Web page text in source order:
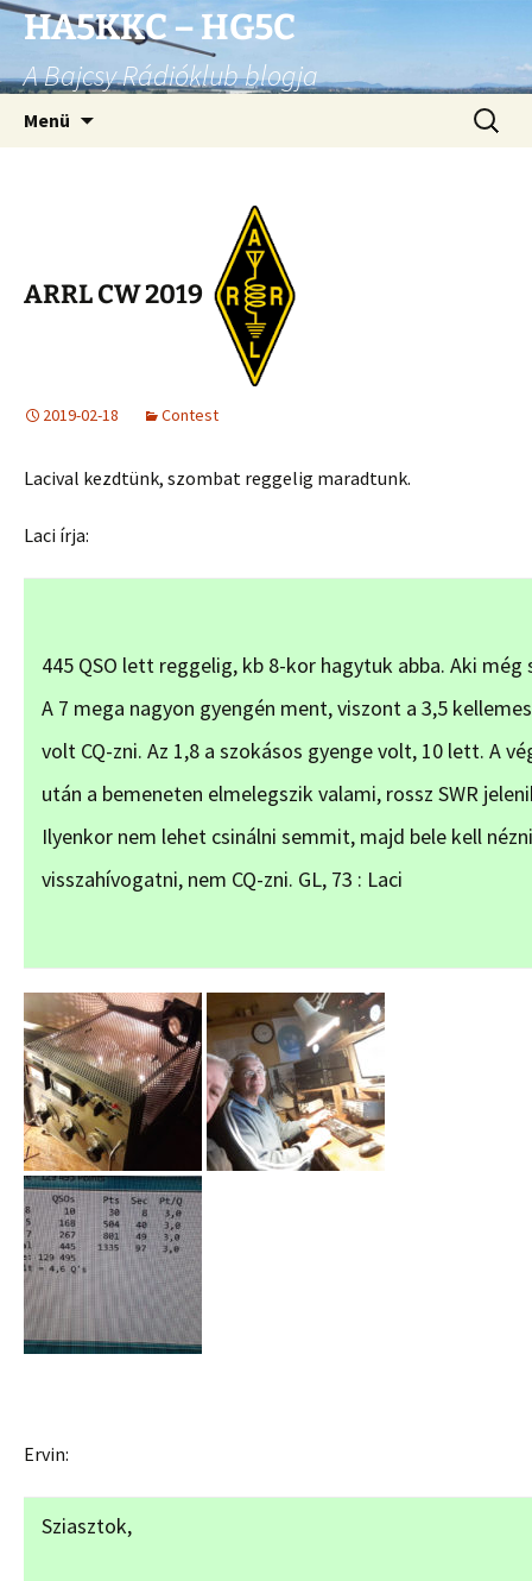
Ugrás
tartalomhoz
HA5KKC – HG5C
A Bajcsy Rádióklub blogja
Menü
ARRL CW 2019
2019-02-18 Contest
Lacival kezdtünk, szombat reggelig maradtunk.
Laci írja:
445 QSO lett reggelig, kb 8-kor hagytuk abba. Aki
A 7 mega nagyon gyengén ment, viszont a 3,5
volt CQ-zni. Az 1,8 a szokásos gyenge volt, 10 lett. A
után a bemeneten elmelegszik valami, rossz SWR
Ilyenkor nem lehet csinálni semmit, majd bele kell
visszahívogatni, nem CQ-zni. GL, 73 : Laci
Ervin:
Sziasztok,